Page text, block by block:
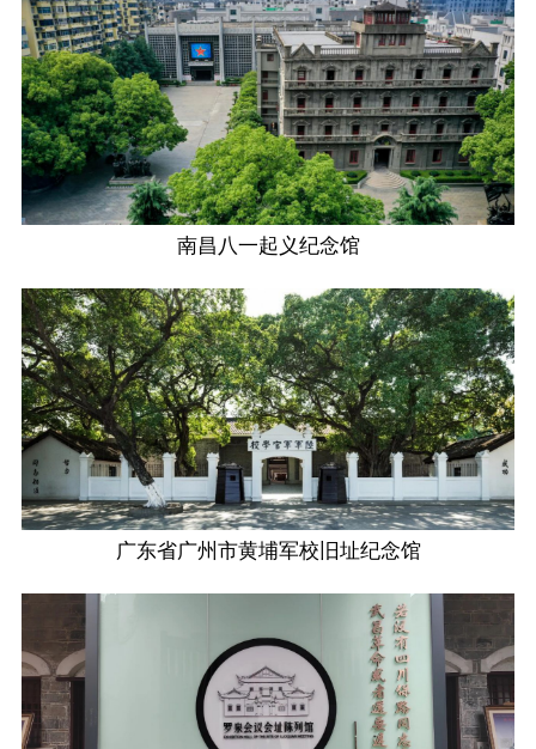
南昌八一起义纪念馆
广东省广州市黄埔军校旧址纪念馆